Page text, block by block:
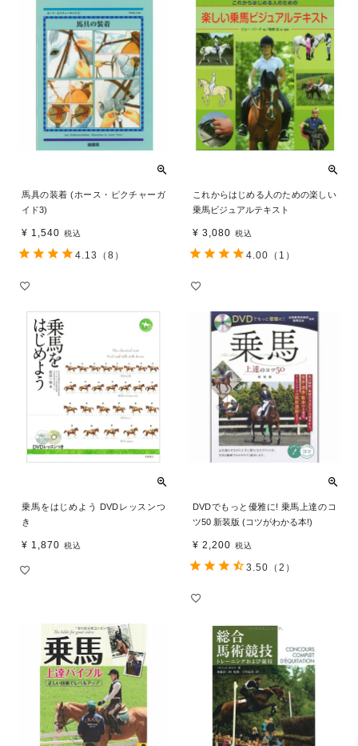
馬具の装着 (ホース・ピクチャーガ
イド3)
¥ 1,540 税込
4.13 （8）
これからはじめる人のための楽しい
乗馬ビジュアルテキスト
¥ 3,080 税込
4.00 （1）
乗馬をはじめよう DVDレッスンつ
き
¥ 1,870 税込
DVDでもっと優雅に! 乗馬上達のコ
ツ50 新装版 (コツがわかる本!)
¥ 2,200 税込
3.50 （2）